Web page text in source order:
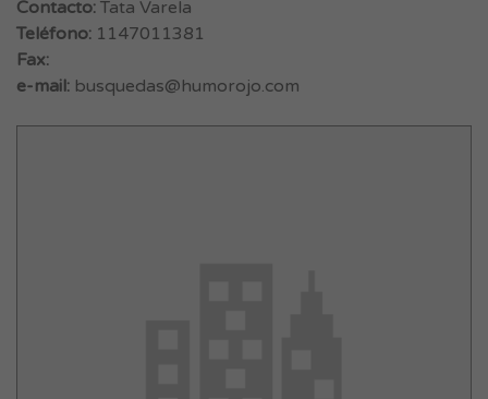
Contacto: Tata Varela
Teléfono: 1147011381
Fax:
e-mail: busquedas@humorojo.com